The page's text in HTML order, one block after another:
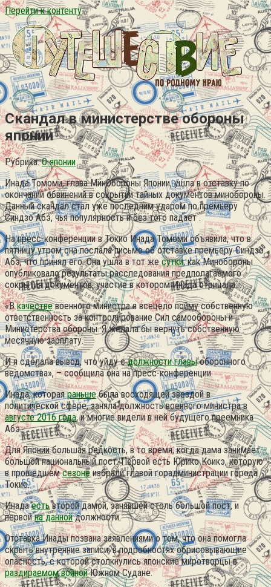
Перейти к контенту
Скандал в министерстве обороны
японии
Рубрика: О японии
Инада Томоми, глава МинОбороны Японии, ушла в отставку по
окончании обвинений в сокрытии тайных документов минобороны.
Данный скандал стал уже последним ударом по премьеру
Синдзо Абэ, чья популярность и без того падает .
На пресс-конференции в Токио Инада Томоми объявила, что в
пятницу утром она послала письмо об отставке премьеру Синдзо
Абэ, что принял его. Она ушла в тот жесутки, как Минобороны
опубликовало результаты расследования предполагаемого
сокрытия документов, участие в котором Инада отрицала.
«Вкачествевоенного министра я всецело пойму собственную
ответственность за контролирование Сил самообороны и
Министерства обороны. Я желала бы вернуть собственную
месячную зарплату.
И я сделала вывод, что уйду сдолжности главыоборонного
ведомства», – сообщила она на пресс-конференции.
Инада, котораяраньшебыла восходящей звездой в
политической сфере, заняла должность военного министра в
августе 2016 года, и многие видели в ней будущего преемника
Абэ.
Для Японии большая редкость, в то время, когда дама занимает
большой национальный пост. Первой есть Юрико Коикэ, которую
в прошедшемсезонеизбрали главой горадминистрации города
Токио.
Инадаестьвторой дамой, занявшей столь большой пост, и
первойна даннойдолжности.
Отставка Инады позвана заявлениями о том, что она помогла
скрыть внутренние записи, в подробностях обрисовывающие
опасность, с которой столкнулись японские миротворцы в
раздираемом войнойЮжном Судане.